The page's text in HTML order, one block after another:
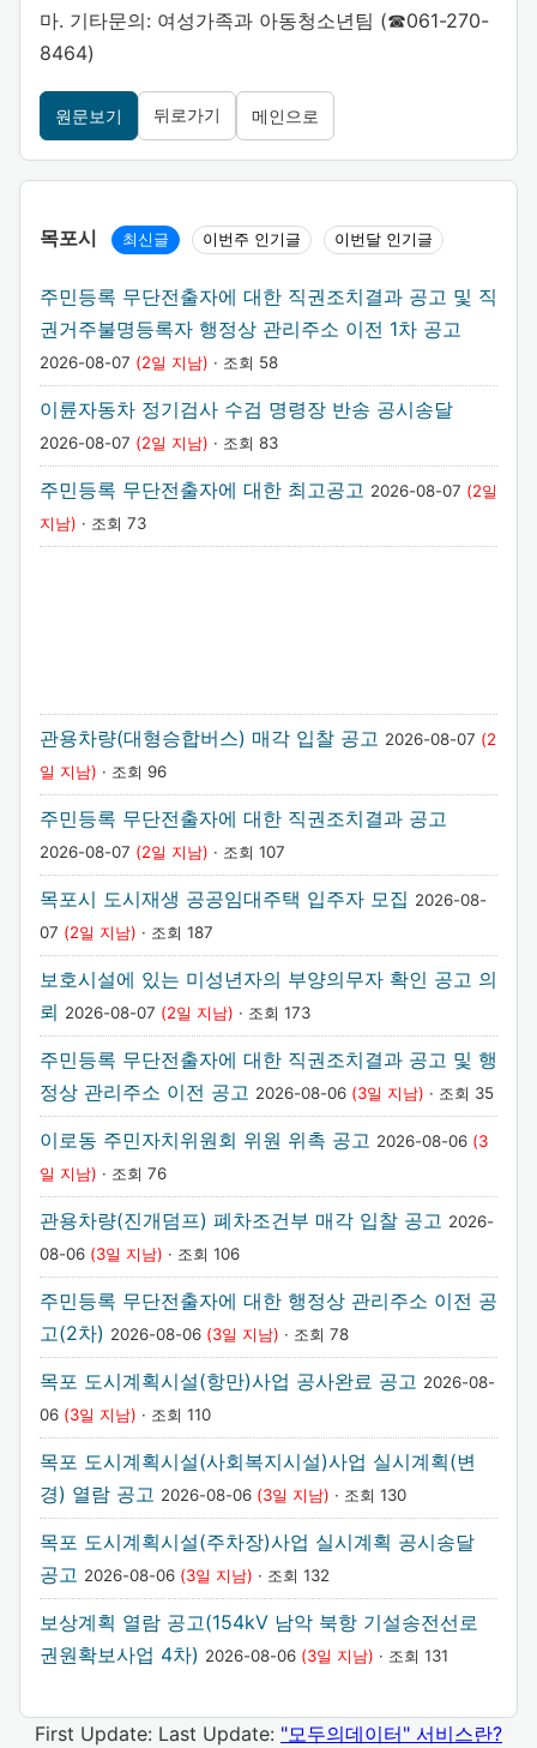
마. 기타문의: 여성가족과 아동청소년팀 (☎061-270-
8464)
원문보기 뒤로가기 메인으로
목포시 최신글 이번주 인기글 이번달 인기글
주민등록 무단전출자에 대한 직권조치결과 공고 및 직
권거주불명등록자 행정상 관리주소 이전 1차 공고
2026-08-07 (2일 지남) · 조회 58
이륜자동차 정기검사 수검 명령장 반송 공시송달
2026-08-07 (2일 지남) · 조회 83
주민등록 무단전출자에 대한 최고공고 2026-08-07 (2일
지남) · 조회 73
관용차량(대형승합버스) 매각 입찰 공고 2026-08-07 (2
일 지남) · 조회 96
주민등록 무단전출자에 대한 직권조치결과 공고
2026-08-07 (2일 지남) · 조회 107
목포시 도시재생 공공임대주택 입주자 모집 2026-08-
07 (2일 지남) · 조회 187
보호시설에 있는 미성년자의 부양의무자 확인 공고 의
뢰 2026-08-07 (2일 지남) · 조회 173
주민등록 무단전출자에 대한 직권조치결과 공고 및 행
정상 관리주소 이전 공고 2026-08-06 (3일 지남) · 조회 35
이로동 주민자치위원회 위원 위촉 공고 2026-08-06 (3
일 지남) · 조회 76
관용차량(진개덤프) 폐차조건부 매각 입찰 공고 2026-
08-06 (3일 지남) · 조회 106
주민등록 무단전출자에 대한 행정상 관리주소 이전 공
고(2차) 2026-08-06 (3일 지남) · 조회 78
목포 도시계획시설(항만)사업 공사완료 공고 2026-08-
06 (3일 지남) · 조회 110
목포 도시계획시설(사회복지시설)사업 실시계획(변
경) 열람 공고 2026-08-06 (3일 지남) · 조회 130
목포 도시계획시설(주차장)사업 실시계획 공시송달
공고 2026-08-06 (3일 지남) · 조회 132
보상계획 열람 공고(154kV 남악 북항 기설송전선로
권원확보사업 4차) 2026-08-06 (3일 지남) · 조회 131
First Update: Last Update: "모두의데이터" 서비스란?